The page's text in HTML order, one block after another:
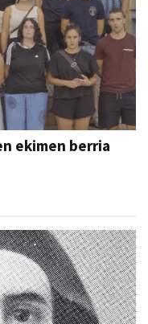
ekimen berria